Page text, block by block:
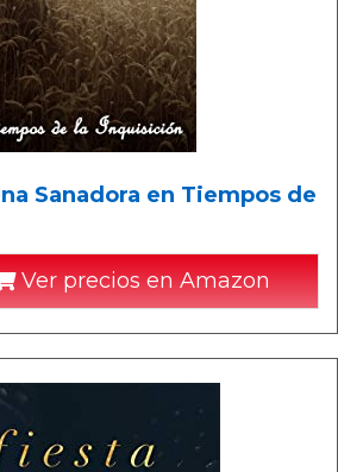
Sanadora en Tiempos de
Ver precios en Amazon